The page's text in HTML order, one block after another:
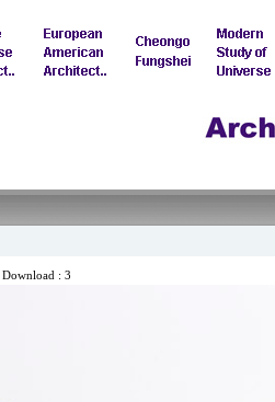
, Download : 3